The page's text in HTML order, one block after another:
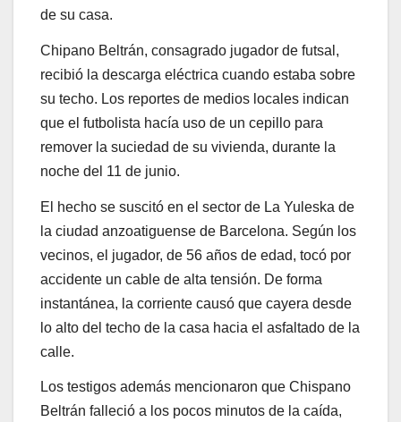
de su casa.
Chipano Beltrán, consagrado jugador de futsal,
recibió la descarga eléctrica cuando estaba sobre
su techo. Los reportes de medios locales indican
que el futbolista hacía uso de un cepillo para
remover la suciedad de su vivienda, durante la
noche del 11 de junio.
El hecho se suscitó en el sector de La Yuleska de
la ciudad anzoatiguense de Barcelona. Según los
vecinos, el jugador, de 56 años de edad, tocó por
accidente un cable de alta tensión. De forma
instantánea, la corriente causó que cayera desde
lo alto del techo de la casa hacia el asfaltado de la
calle.
Los testigos además mencionaron que Chispano
Beltrán falleció a los pocos minutos de la caída,